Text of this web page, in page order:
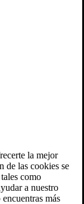
y se
la mejor
de las cookies se
como
a nuestro
más